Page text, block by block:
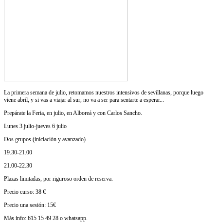
La primera semana de julio, retomamos nuestros intensivos de sevillanas, porque luego
viene abril, y si vas a viajar al sur, no va a ser para sentarte a esperar...
Prepárate la Feria, en julio, en Alboreá y con Carlos Sancho.
Lunes 3 julio-jueves 6 julio
Dos grupos (iniciación y avanzado)
19.30-21.00
21.00-22.30
Plazas limitadas, por riguroso orden de reserva.
Precio curso: 38 €
Precio una sesión: 15€
Más info: 615 15 49 28 o whatsapp.